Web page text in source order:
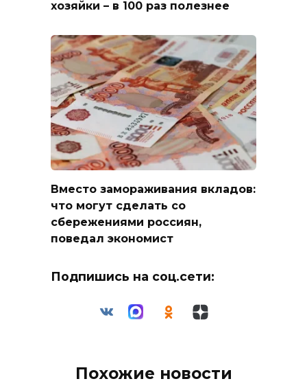
хозяйки – в 100 раз полезнее
Вместо замораживания вкладов:
что могут сделать со
сбережениями россиян,
поведал экономист
Подпишись на соц.сети:
Похожие новости